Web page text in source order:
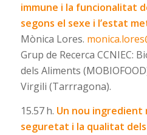
immune i la funcionalitat
segons el sexe i l’estat
Mònica Lores.
Grup de Recerca CCNIEC:
dels Aliments
Virgili (Tarrragona).
15.57 h. Un nou ingredient
seguretat i la qualitat